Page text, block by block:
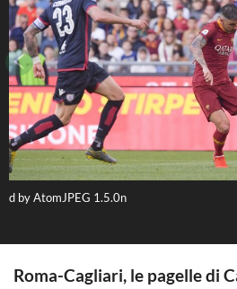
d by AtomJPEG 1.5.0n
Roma-Cagliari, le pagelle di